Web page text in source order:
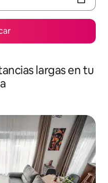
largas en tu